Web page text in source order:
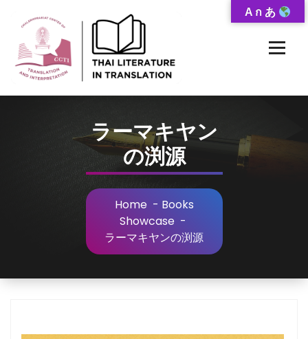
Content
ラーマキヤン
の渕源
Home- Books
Showcase-
ラーマキヤンの渕源
A ก あ